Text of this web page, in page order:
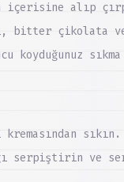
içerisine alıp
çikolata
koyduğunuz
sıkın.
serpiştirin ve